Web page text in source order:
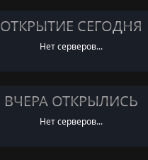
ОТКРЫТИЕ СЕГОДНЯ
Нет серверов...
ВЧЕРА ОТКРЫЛИСЬ
Нет серверов...